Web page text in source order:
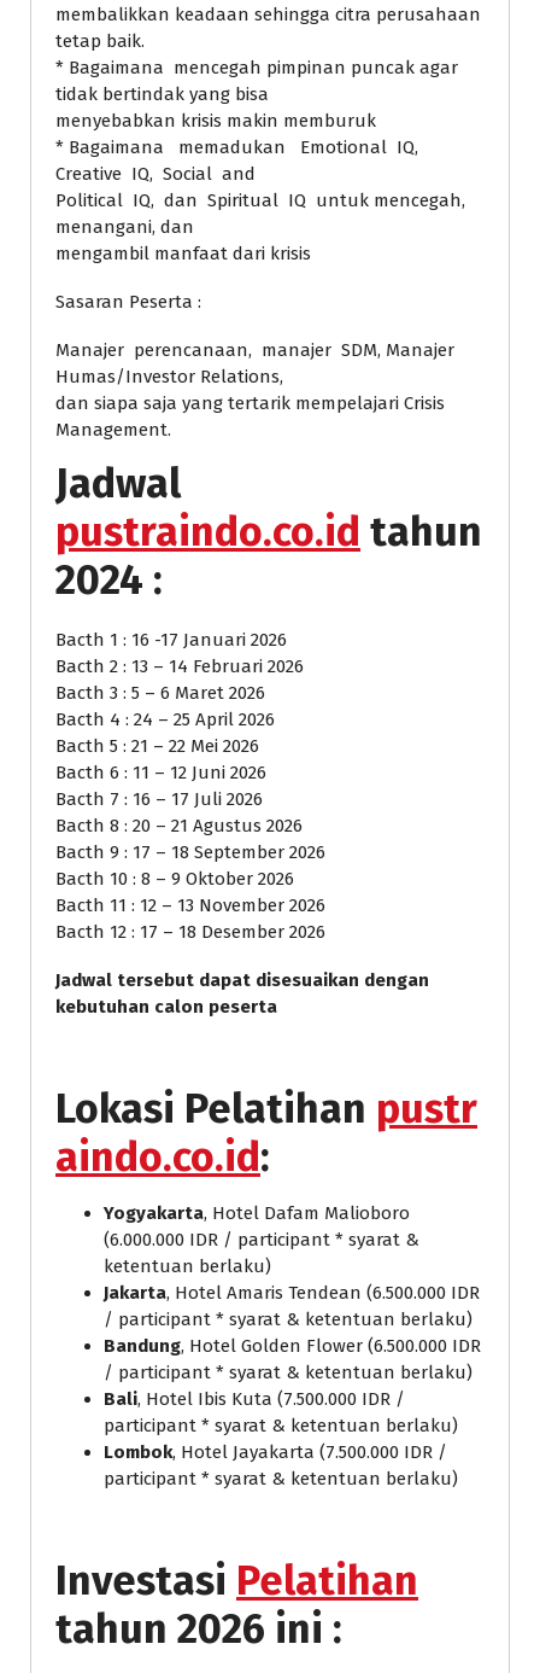
membalikkan keadaan sehingga citra perusahaan
tetap baik.
* Bagaimana mencegah pimpinan puncak agar
tidak bertindak yang bisa
menyebabkan krisis makin memburuk
* Bagaimana memadukan Emotional IQ,
Creative IQ, Social and
Political IQ, dan Spiritual IQ untuk mencegah,
menangani, dan
mengambil manfaat dari krisis
Sasaran Peserta :
Manajer perencanaan, manajer SDM, Manajer
Humas/Investor Relations,
dan siapa saja yang tertarik mempelajari Crisis
Management.
Jadwal
pustraindo.co.id tahun
2024 :
Bacth 1 : 16 -17 Januari 2026
Bacth 2 : 13 – 14 Februari 2026
Bacth 3 : 5 – 6 Maret 2026
Bacth 4 : 24 – 25 April 2026
Bacth 5 : 21 – 22 Mei 2026
Bacth 6 : 11 – 12 Juni 2026
Bacth 7 : 16 – 17 Juli 2026
Bacth 8 : 20 – 21 Agustus 2026
Bacth 9 : 17 – 18 September 2026
Bacth 10 : 8 – 9 Oktober 2026
Bacth 11 : 12 – 13 November 2026
Bacth 12 : 17 – 18 Desember 2026
Jadwal tersebut dapat disesuaikan dengan
kebutuhan calon peserta
Lokasi Pelatihan pustr
aindo.co.id:
Yogyakarta, Hotel Dafam Malioboro
(6.000.000 IDR / participant * syarat &
ketentuan berlaku)
Jakarta, Hotel Amaris Tendean (6.500.000 IDR
/ participant * syarat & ketentuan berlaku)
Bandung, Hotel Golden Flower (6.500.000 IDR
/ participant * syarat & ketentuan berlaku)
Bali, Hotel Ibis Kuta (7.500.000 IDR /
participant * syarat & ketentuan berlaku)
Lombok, Hotel Jayakarta (7.500.000 IDR /
participant * syarat & ketentuan berlaku)
Investasi Pelatihan
tahun 2026 ini :